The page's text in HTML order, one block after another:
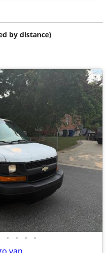
by distance)
• • • •